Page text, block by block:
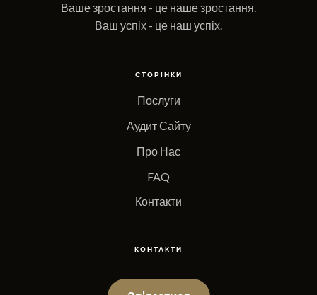
Ваше зростання - це наше зростання.
Ваш успіх - це наш успіх.
СТОРІНКИ
Послуги
Аудит Сайту
Про Нас
FAQ
Контакти
КОНТАКТИ